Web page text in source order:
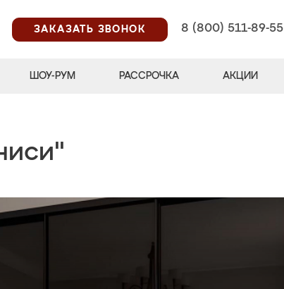
ЗАКАЗАТЬ ЗВОНОК
8 (800) 511-89-55
ШОУ-РУМ РАССРОЧКА АКЦИИ